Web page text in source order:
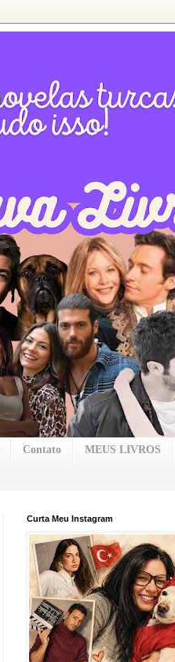
Contato MEUS LIVROS
Curta Meu Instagram